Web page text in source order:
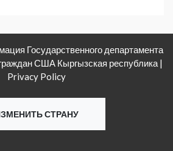
Государственного департамента
США Кыргызская республика |
Privacy Policy
СТРАНУ